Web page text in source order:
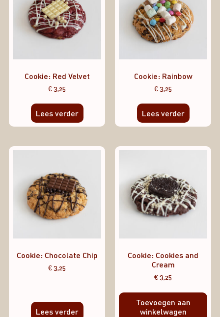
Cookie: Red Velvet
€3,25
Lees verder
Cookie: Rainbow
€3,25
Lees verder
Cookie: Chocolate Chip
€3,25
Lees verder
Cookie: Cookies and
Cream
€3,25
Toevoegen aan
winkelwagen